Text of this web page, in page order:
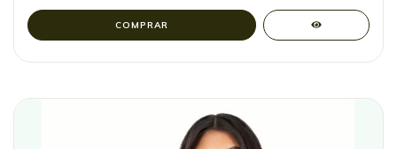
COMPRAR